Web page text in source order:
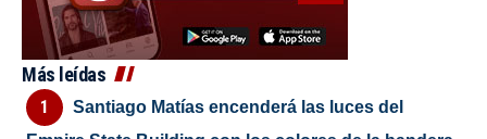
Más leídas
Santiago Matías encenderá las luces del